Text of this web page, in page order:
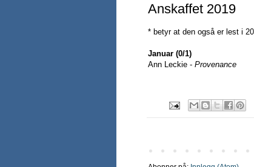
Anskaffet 2019
* betyr at den også er lest i
Januar (0/1)
Ann Leckie - Provenance